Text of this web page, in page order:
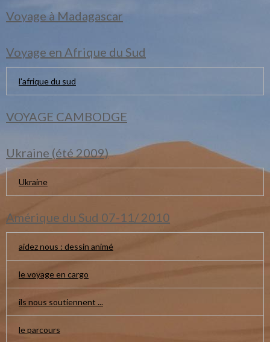
Voyage à Madagascar
Voyage en Afrique du Sud
l'afrique du sud
VOYAGE CAMBODGE
Ukraine (été 2009)
Ukraine
Amérique du Sud 07-11/ 2010
aidez nous : dessin animé
le voyage en cargo
ils nous soutiennent ...
le parcours